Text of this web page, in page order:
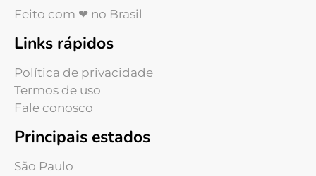
Feito com ❤ no Brasil
Links rápidos
Política de privacidade
Termos de uso
Fale conosco
Principais estados
São Paulo